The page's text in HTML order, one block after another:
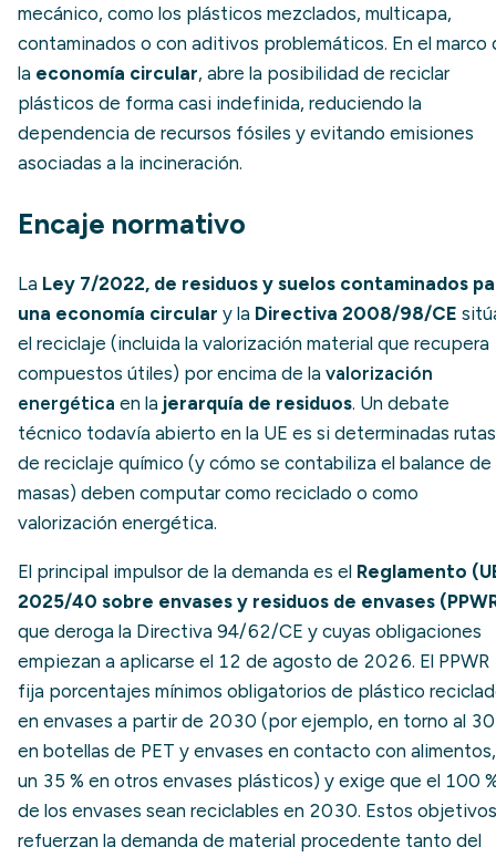
mecánico, como los plásticos mezclados, multicapa,
contaminados o con aditivos problemáticos. En el marco
la economía circular, abre la posibilidad de reciclar
plásticos de forma casi indefinida, reduciendo la
dependencia de recursos fósiles y evitando emisiones
asociadas a la incineración.
Encaje normativo
La Ley 7/2022, de residuos y suelos contaminados
una economía circular y la Directiva 2008/98/CE
el reciclaje (incluida la valorización material que recupera
compuestos útiles) por encima de la valorización
energética en la jerarquía de residuos. Un debate
técnico todavía abierto en la UE es si determinadas rutas
de reciclaje químico (y cómo se contabiliza el balance de
masas) deben computar como reciclado o como
valorización energética.
El principal impulsor de la demanda es el Reglamento
2025/40 sobre envases y residuos de envases
que deroga la Directiva 94/62/CE y cuyas obligaciones
empiezan a aplicarse el 12 de agosto de 2026. El PPWR
fija porcentajes mínimos obligatorios de plástico
en envases a partir de 2030 (por ejemplo, en torno al 30
en botellas de PET y envases en contacto con
un 35 % en otros envases plásticos) y exige que el 100
de los envases sean reciclables en 2030. Estos objetivos
refuerzan la demanda de material procedente tanto del